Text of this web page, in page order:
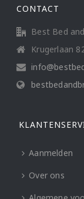
CONTACT
Best Bed
Krugerlaan
Aanmelden
Over ons